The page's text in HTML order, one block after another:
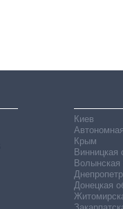
Киев
Крым
Винницкая
Волынская
Донецкая